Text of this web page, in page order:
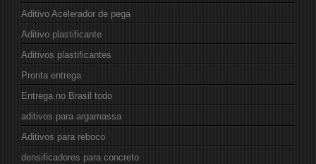
Aditivo Acelerador de pega
Aditivo plastificante
Aditivos plastificantes
Pronta entrega
Entrega no Brasil todo
aditivos para argamassa
Aditivos para reboco
densificadores para concreto